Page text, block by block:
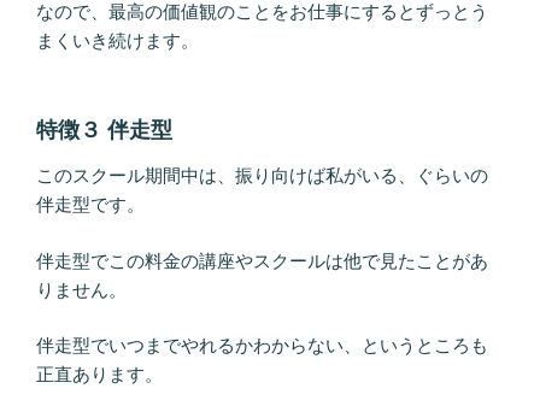
なので、最高の価値観のことをお仕事にするとずっとう
まくいき続けます。
特徴３ 伴走型
このスクール期間中は、振り向けば私がいる、ぐらいの
伴走型です。
伴走型でこの料金の講座やスクールは他で見たことがあ
りません。
伴走型でいつまでやれるかわからない、というところも
正直あります。